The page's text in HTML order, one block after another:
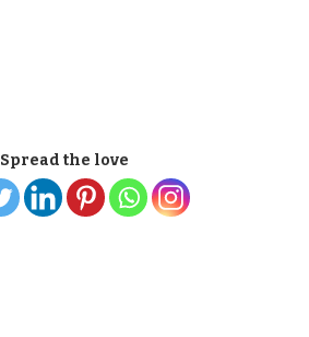
Spread the love